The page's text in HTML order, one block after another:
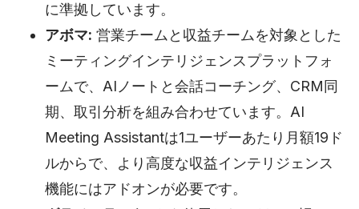
に準拠しています。
アボマ: 営業チームと収益チームを対象とした
ミーティングインテリジェンスプラットフォ
ームで、AIノートと会話コーチング、CRM同
期、取引分析を組み合わせています。AI
Meeting Assistantは1ユーザーあたり月額19ド
ルからで、より高度な収益インテリジェンス
機能にはアドオンが必要です。